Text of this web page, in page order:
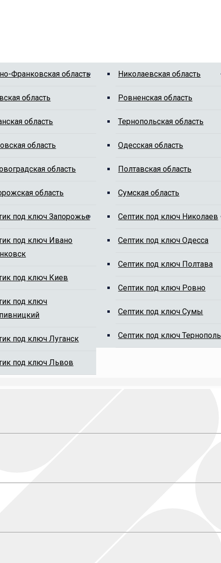
Франковская область
область
область
область
область
область
Николаевская область
Ровненская область
Тернопольская область
Одесская область
Полтавская область
Сумская область
под ключ Запорожье
под ключ Ивано
под ключ Киев
под ключ
под ключ Луганск
под ключ Львов
Cептик под ключ Николаев
Cептик под ключ Одесса
Cептик под ключ Полтава
Cептик под ключ Ровно
Cептик под ключ Сумы
Cептик под ключ Тернополь
ила
Вам перезвоним.